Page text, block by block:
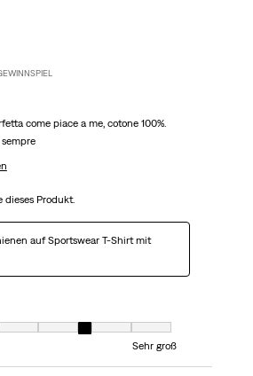
come piace a me, cotone 100%.
dieses Produkt.
auf Sportswear T-Shirt mit
wo 1 gleich Sehr klein ist und 7 gleich Sehr groß ist
Sehr groß